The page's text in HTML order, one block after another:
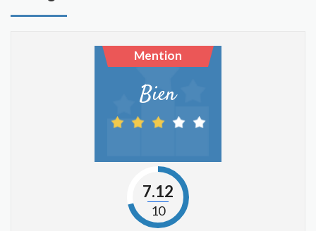
Mention
Bien
7.12
10